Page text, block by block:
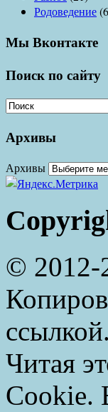
Родоведение
Мы Вконтакте
Поиск по сайту
Архивы
Архивы
© 2012-
ссылкой.
Читая
Cookie.